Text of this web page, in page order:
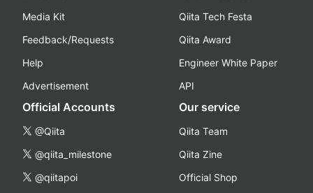
Media Kit
Feedback/Requests
Help
Advertisement
Qiita Tech Festa
Qiita Award
Engineer White Paper
API
Official Accounts
@Qiita
@qiita_milestone
@qiitapoi
Our service
Qiita Team
Qiita Zine
Official Shop